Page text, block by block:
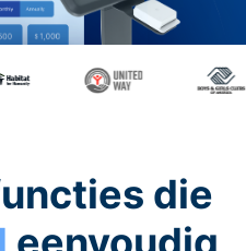
die